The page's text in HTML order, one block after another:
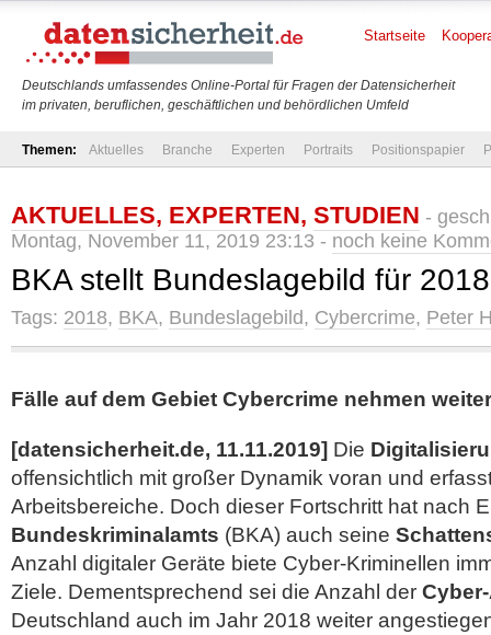
Deutschlands umfassendes Online-Portal für Fragen der Datensicherheit
im privaten, beruflichen, geschäftlichen und behördlichen Umfeld
Startseite
Themen: Aktuelles Branche Experten Portraits Positionspapier
AKTUELLES, EXPERTEN, STUDIEN -
Montag, November 11, 2019 23:13 - noch keine
BKA stellt Bundeslagebild für
Tags: 2018, BKA, Bundeslagebild, Cybercrime, Peter
Fälle auf dem Gebiet Cybercrime nehmen
[datensicherheit.de, 11.11.2019] Die
offensichtlich mit großer Dynamik voran und
Arbeitsbereiche. Doch dieser Fortschritt hat nach
Bundeskriminalamts (BKA) auch seine
Anzahl digitaler Geräte biete Cyber-Kriminellen
Ziele. Dementsprechend sei die Anzahl der
Deutschland auch im Jahr 2018 weiter